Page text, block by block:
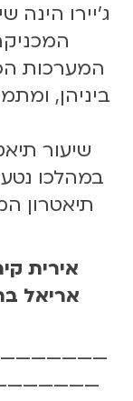
ג'יירו
המערכות
ביניהן,
שיעור
במהלכו
תיאטרון
אירית
אריאל